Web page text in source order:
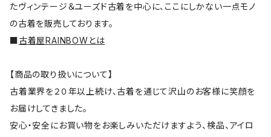
たヴィンテージ＆ユーズド古着を中心に、ここにしかない一点モノ
の古着を販売しております。
■古着屋RAINBOWとは
【商品の取り扱いについて】
古着業界を２０年以上続け、古着を通じて沢山のお客様に笑顔を
お届けしてきました。
安心・安全にお買い物をお楽しみいただけますよう、検品、アイロ